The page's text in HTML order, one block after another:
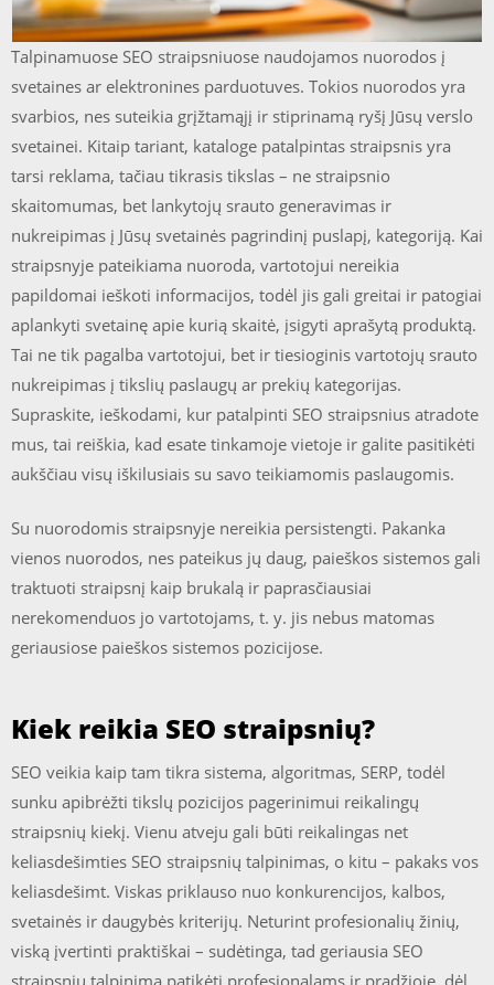
Talpinamuose SEO straipsniuose naudojamos nuorodos į
svetaines ar elektronines parduotuves. Tokios nuorodos yra
svarbios, nes suteikia grįžtamąjį ir stiprinamą ryšį Jūsų verslo
svetainei. Kitaip tariant, kataloge patalpintas straipsnis yra
tarsi reklama, tačiau tikrasis tikslas – ne straipsnio
skaitomumas, bet lankytojų srauto generavimas ir
nukreipimas į Jūsų svetainės pagrindinį puslapį, kategoriją. Kai
straipsnyje pateikiama nuoroda, vartotojui nereikia
papildomai ieškoti informacijos, todėl jis gali greitai ir patogiai
aplankyti svetainę apie kurią skaitė, įsigyti aprašytą produktą.
Tai ne tik pagalba vartotojui, bet ir tiesioginis vartotojų srauto
nukreipimas į tikslių paslaugų ar prekių kategorijas.
Supraskite, ieškodami, kur patalpinti SEO straipsnius atradote
mus, tai reiškia, kad esate tinkamoje vietoje ir galite pasitikėti
aukščiau visų iškilusiais su savo teikiamomis paslaugomis.
Su nuorodomis straipsnyje nereikia persistengti. Pakanka
vienos nuorodos, nes pateikus jų daug, paieškos sistemos gali
traktuoti straipsnį kaip brukalą ir paprasčiausiai
nerekomenduos jo vartotojams, t. y. jis nebus matomas
geriausiose paieškos sistemos pozicijose.
Kiek reikia SEO straipsnių?
SEO veikia kaip tam tikra sistema, algoritmas, SERP, todėl
sunku apibrėžti tikslų pozicijos pagerinimui reikalingų
straipsnių kiekį. Vienu atveju gali būti reikalingas net
keliasdešimties SEO straipsnių talpinimas, o kitu – pakaks vos
keliasdešimt. Viskas priklauso nuo konkurencijos, kalbos,
svetainės ir daugybės kriterijų. Neturint profesionalių žinių,
viską įvertinti praktiškai – sudėtinga, tad geriausia SEO
straipsnių talpinimą patikėti profesionalams ir pradžioje, dėl